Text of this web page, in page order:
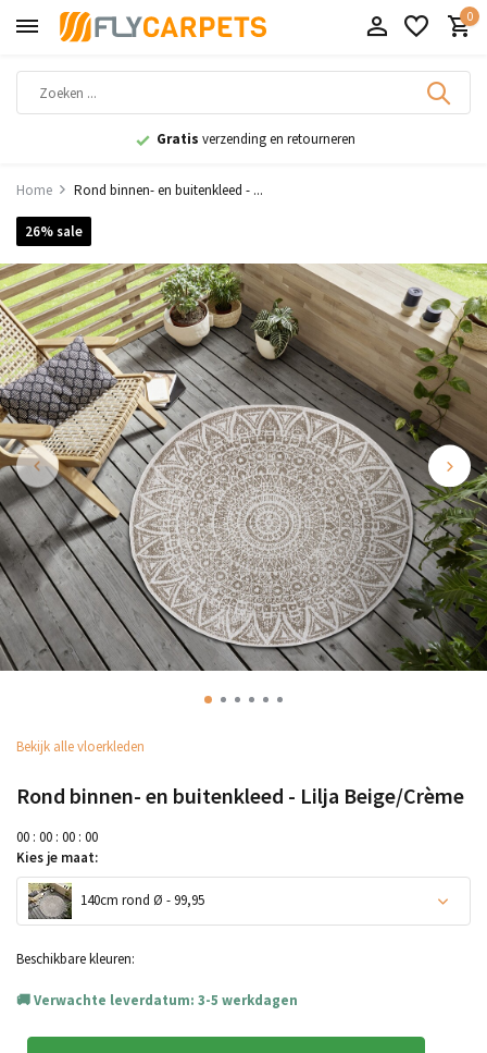
0
Gratis verzending en retourneren
Home Rond binnen- en buitenkleed - ...
26% sale
Bekijk alle vloerkleden
Rond binnen- en buitenkleed - Lilja Beige/Crème
00 : 00 : 00 : 00
Kies je maat:
140cm rond Ø - 99,95
Beschikbare kleuren:
Verwachte leverdatum: 3-5 werkdagen